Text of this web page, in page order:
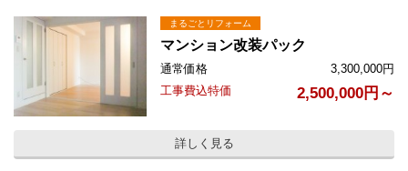
まるごとリフォーム
マンション改装パック
通常価格 3,300,000円
工事費込特価
2,500,000円～
詳しく見る
06-6701-2477
営業時間: 8:30～18:00